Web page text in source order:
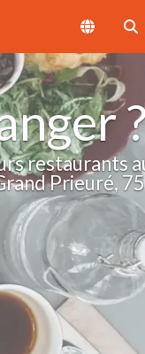
restaurants
Prieuré,